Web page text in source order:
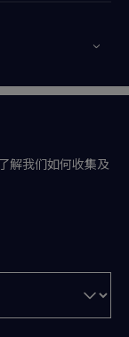
解我们如何收集及